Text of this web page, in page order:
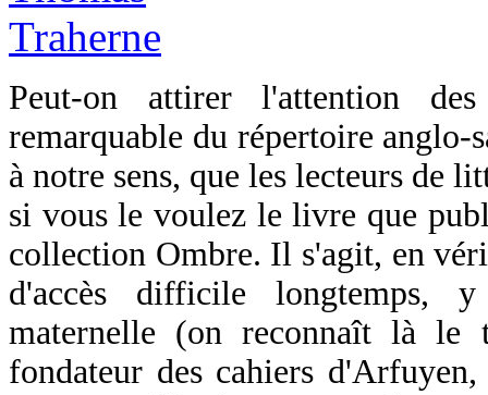
Peut-on attirer l'attention
remarquable du répertoire anglo-
à notre sens, que les lecteurs de
si vous le voulez le livre que
collection Ombre. Il s'agit, en
d'accès difficile longtemps,
maternelle (on reconnaît là le
fondateur des cahiers